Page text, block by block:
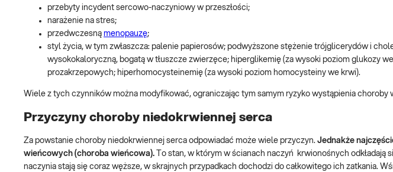
przebyty incydent sercowo-naczyniowy w przeszłości;
narażenie na stres;
przedwczesną menopauzę;
styl życia, w tym zwłaszcza: palenie papierosów; podwyższone stężenie trójglicerydów i
wysokokaloryczną, bogatą w tłuszcze zwierzęce; hiperglikemię (za wysoki poziom glukozy
prozakrzepowych; hiperhomocysteinemię (za wysoki poziom homocysteiny we krwi).
Wiele z tych czynników można modyfikować, ograniczając tym samym ryzyko wystąpienia choroby
Przyczyny choroby niedokrwiennej serca
Za powstanie choroby niedokrwiennej serca odpowiadać może wiele przyczyn. Jednakże
wieńcowych (choroba wieńcowa). To stan, w którym w ścianach naczyń krwionośnych
naczynia stają się coraz węższe, w skrajnych przypadkach dochodzi do całkowitego ich zatkania.